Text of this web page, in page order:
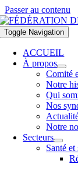
Passer au contenu
Toggle Navigation
ACCUEIL
À propos
Comité
Notre
Qui
Nos
Notre
Secteurs
Santé